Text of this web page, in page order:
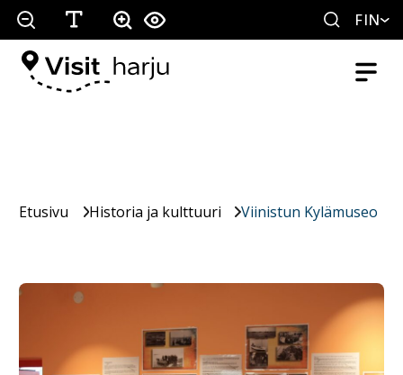
FIN
Etusivu Historia ja kulttuuri Viinistun Kylämuseo